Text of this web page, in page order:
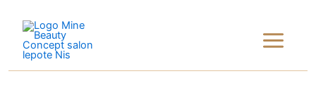
content
Menu